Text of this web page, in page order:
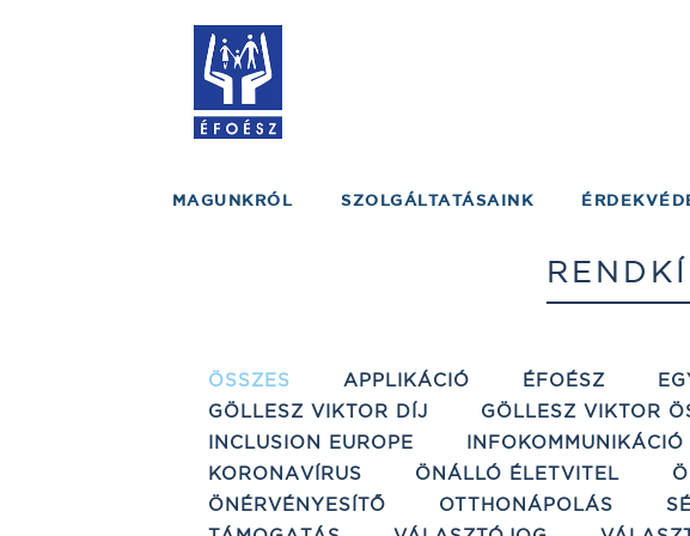
MAGUNKRÓL SZOLGÁLTATÁSAINK
ÖSSZES APPLIKÁCIÓ ÉFOÉSZ
GÖLLESZ VIKTOR DÍJ
GÖLLESZ VIKTOR
INCLUSION EUROPE
INFOKOMMUNIKÁCIÓ
KORONAVÍRUS
ÖNÁLLÓ ÉLETVITEL
ÖNÉRVÉNYESÍTŐ
OTTHONÁPOLÁS